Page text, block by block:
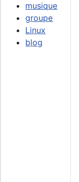
musique
groupe
Linux
blog